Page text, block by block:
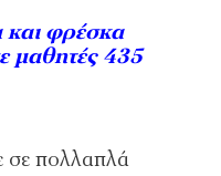
και φρέσκα
μαθητές 435
σε πολλαπλά